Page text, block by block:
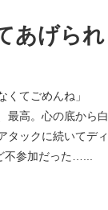
あげられ
てごめんね」
最高。心の底から白
タックに続いてディ
不参加だった…...